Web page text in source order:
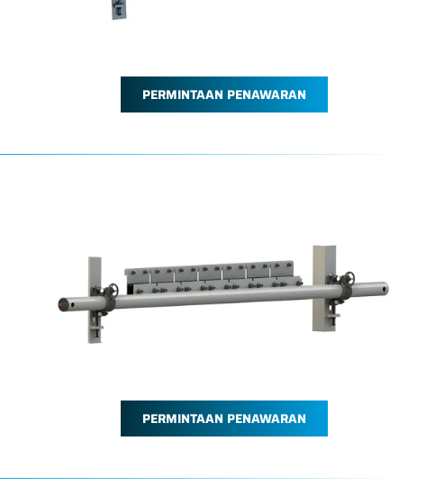
PERMINTAAN PENAWARAN
PERMINTAAN PENAWARAN